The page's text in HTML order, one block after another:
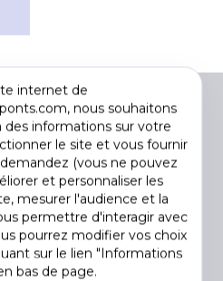
internet de
nous souhaitons
des informations sur votre
le site et vous fournir
(vous ne pouvez
et personnaliser les
mesurer l'audience et la
permettre d'interagir avec
pourrez modifier vos choix
sur le lien "Informations
bas de page.
Footer
menu
CONFIDENTIALITÉ